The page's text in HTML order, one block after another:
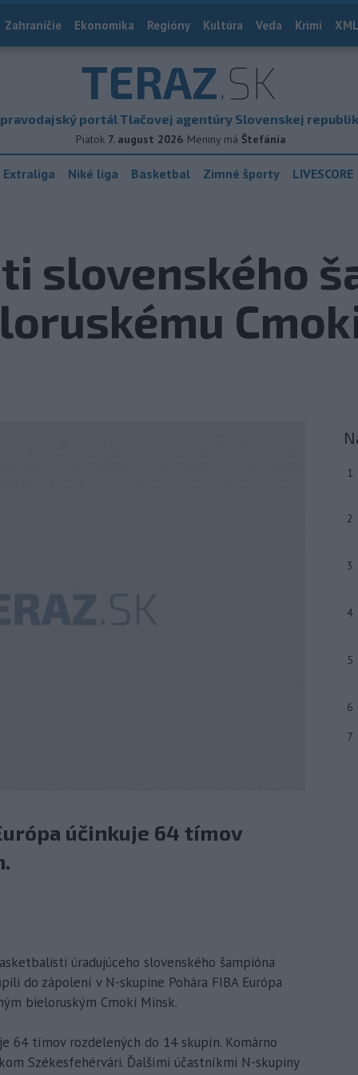
Zahraničie Ekonomika Regióny Kultúra Veda Krimi
TERAZ.SK
portál Tlačovej agentúry Slovenskej
Piatok 7. august 2026 Meniny má Štefánia
Niké liga Basketbal Zimné športy LIVESCORE
slovenského
účinkuje 64 tímov
úradujúceho slovenského šampióna
do zápolení v N-skupine Pohára FIBA Európa
bieloruským Cmoki Minsk.
64 tímov rozdelených do 14 skupín. Komárno
Székesfehérvári. Ďalšími účastníkmi N-skupiny
1
2
3
4
5
6
7